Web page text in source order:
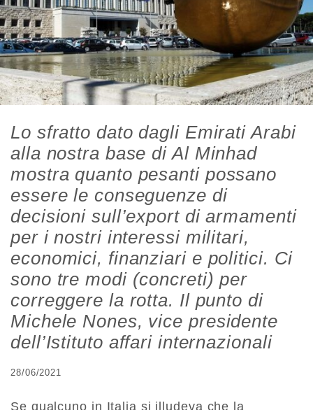
Lo sfratto dato dagli Emirati Arabi
alla nostra base di Al Minhad
mostra quanto pesanti possano
essere le conseguenze di
decisioni sull’export di armamenti
per i nostri interessi militari,
economici, finanziari e politici. Ci
sono tre modi (concreti) per
correggere la rotta. Il punto di
Michele Nones, vice presidente
dell’Istituto affari internazionali
28/06/2021
Se qualcuno in Italia si illudeva che la